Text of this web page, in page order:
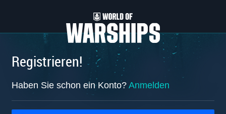
Registrieren!
Haben Sie schon ein Konto? Anmelden